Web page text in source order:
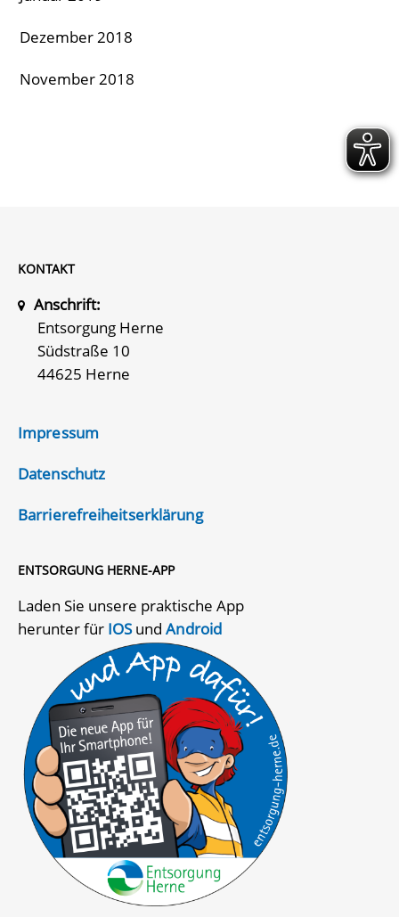
Dezember 2018
November 2018
KONTAKT
Anschrift:
Entsorgung Herne
Südstraße 10
44625 Herne
Impressum
Datenschutz
Barrierefreiheitserklärung
ENTSORGUNG HERNE-APP
Laden Sie unsere praktische App
herunter für IOSundAndroid